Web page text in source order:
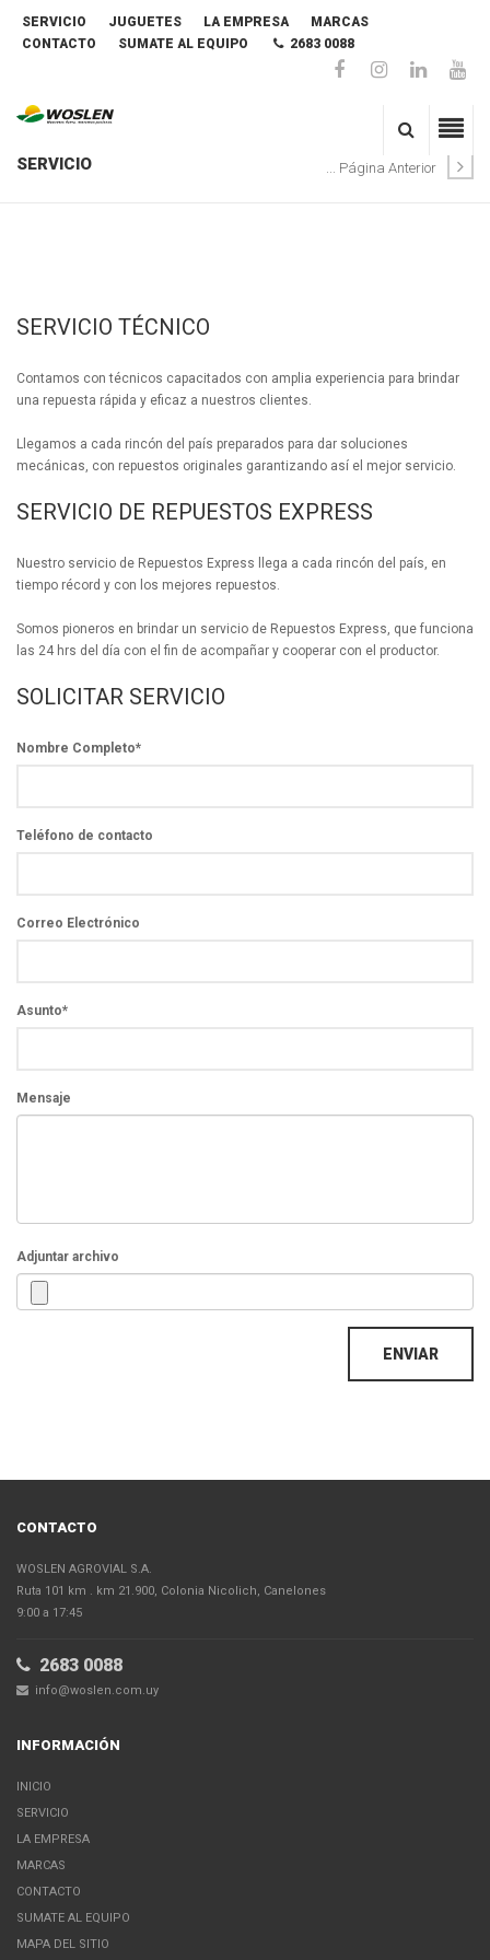
SERVICIO JUGUETES LA EMPRESA
MARCAS
CONTACTO
SUMATE AL EQUIPO 2683 0088
SERVICIO ... Página Anterior
SERVICIO TÉCNICO
Contamos con técnicos capacitados con amplia experiencia para brindar
una repuesta rápida y eficaz a nuestros clientes.
Llegamos a cada rincón del país preparados para dar soluciones
mecánicas, con repuestos originales garantizando así el mejor servicio.
SERVICIO DE REPUESTOS EXPRESS
Nuestro servicio de Repuestos Express llega a cada rincón del país, en
tiempo récord y con los mejores repuestos.
Somos pioneros en brindar un servicio de Repuestos Express, que funciona
las 24 hrs del día con el fin de acompañar y cooperar con el productor.
SOLICITAR SERVICIO
Nombre Completo*
Teléfono de contacto
Correo Electrónico
Asunto*
Mensaje
Adjuntar archivo
ENVIAR
CONTACTO
WOSLEN AGROVIAL S.A.
Ruta 101 km . km 21.900, Colonia Nicolich, Canelones
9:00 a 17:45
2683 0088
info@woslen.com.uy
INFORMACIÓN
INICIO
SERVICIO
LA EMPRESA
MARCAS
CONTACTO
SUMATE AL EQUIPO
MAPA DEL SITIO